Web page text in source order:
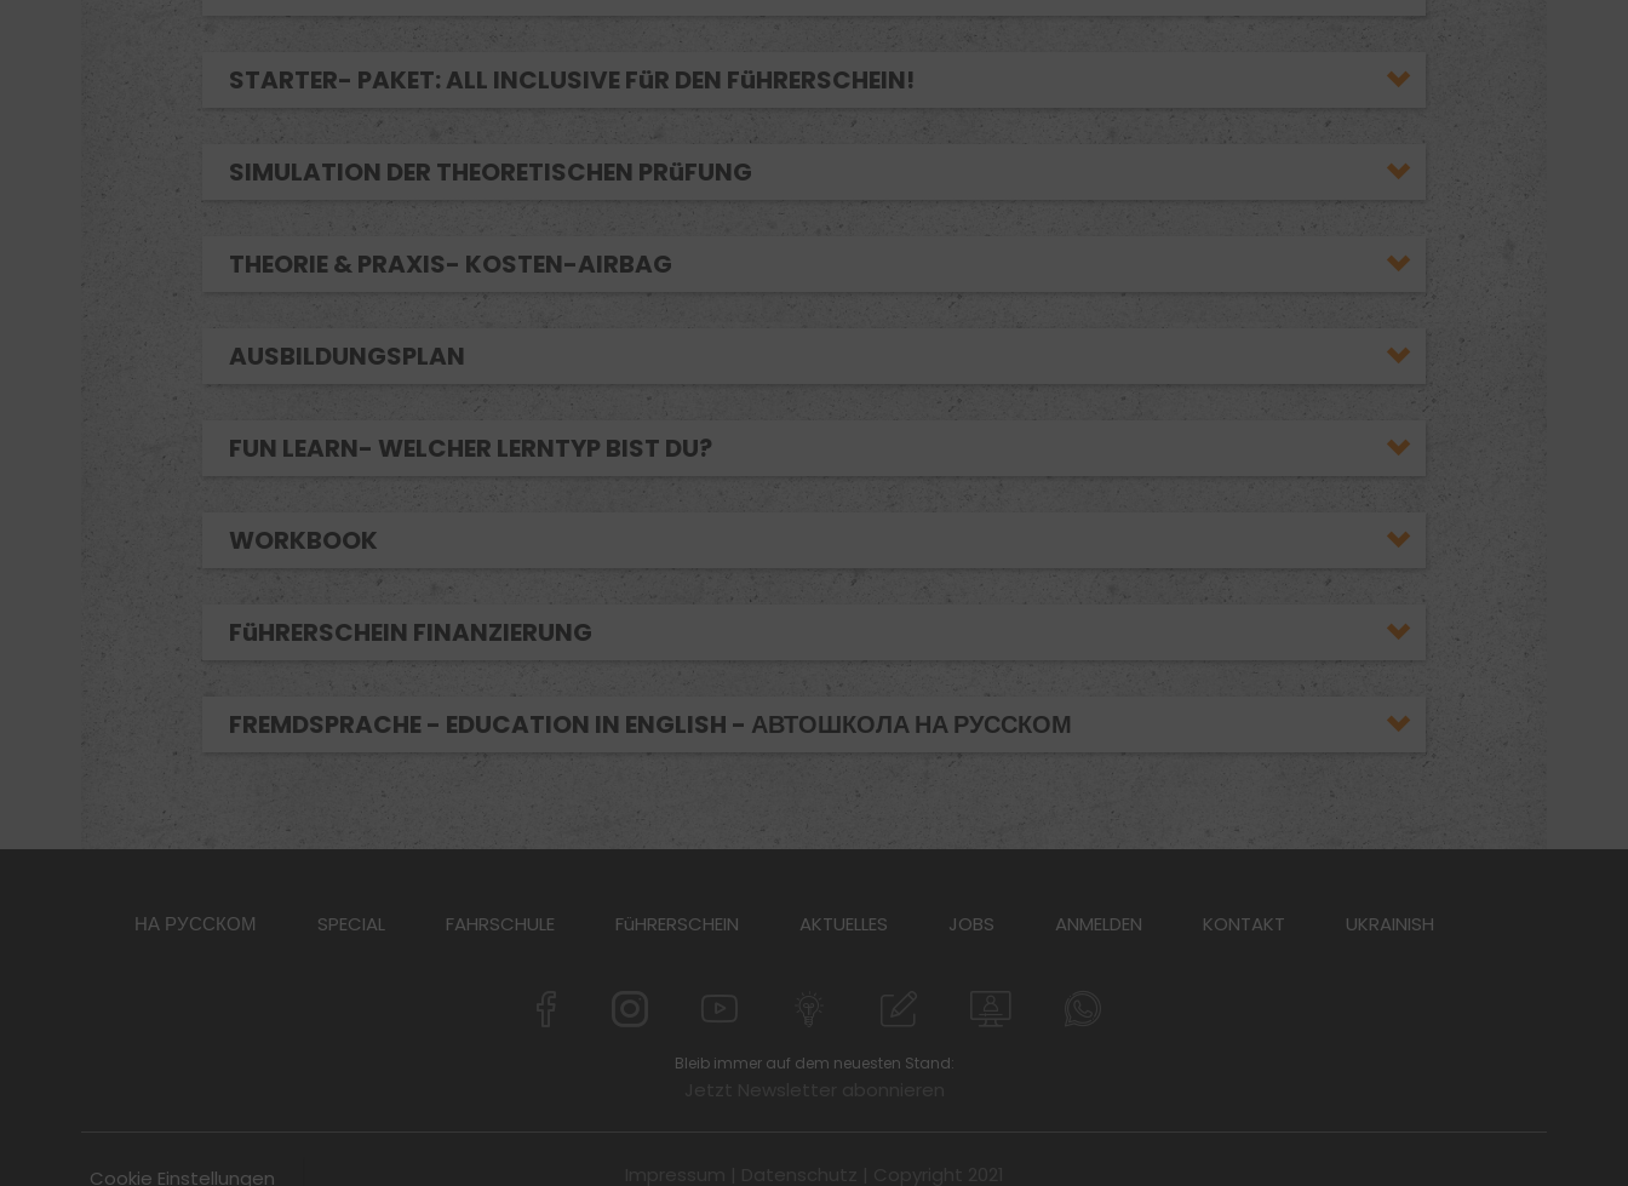
STARTER- PAKET: ALL INCLUSIVE FüR DEN FüHRERSCHEIN!
SIMULATION DER THEORETISCHEN PRüFUNG
THEORIE & PRAXIS- KOSTEN-AIRBAG
AUSBILDUNGSPLAN
FUN LEARN- WELCHER LERNTYP BIST DU?
WORKBOOK
FüHRERSCHEIN FINANZIERUNG
FREMDSPRACHE - EDUCATION IN ENGLISH - АВТОШКОЛА НА РУССКОМ
НА РУССКОМ SPECIAL FAHRSCHULE FüHRERSCHEIN AKTUELLES JOBS ANMELDEN KONTAKT UKRAINISH
Bleib immer auf dem neuesten Stand:
Cookie Einstellungen